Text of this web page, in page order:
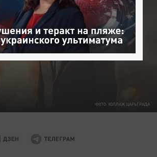
ФОТО: КОЛЛАЖ ЦАРЬГРАДА